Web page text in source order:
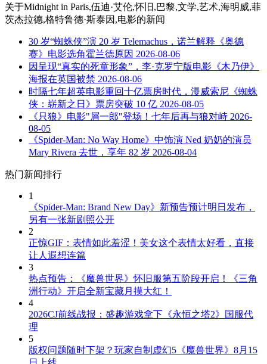
关于Midnight in Paris,伍迪·艾伦,怀旧,巴黎,文学,艺术,海明威,菲
茨杰拉德,格特鲁德·斯泰因,电影的新闻
30 岁“蜘蛛侠”演 20 岁 Telemachus，诺兰解释《奥德
赛》电影选角霍兰德原因 2026-08-06
因呈现“真实的死童形象”，李·克罗宁版电影《木乃伊》
海报在英国被禁 2026-08-06
时隔七年超英电影重回十亿票房时代，漫威索尼《蜘蛛
侠：崭新之日》票房突破 10 亿 2026-08-05
《只狼》电影"屑一郎"登场！七年后再与狼对峙 2026-
08-05
《Spider-Man: No Way Home》中饰演 Ned 奶奶的演员
Mary Rivera 去世，享年 82 岁 2026-08-04
热门新闻排行
1
《Spider-Man: Brand New Day》新预告预计明日发布，
另有一张新剧照公开
2
正惊GIF：表情如此羞涩！美女这个表情太好看，直接
让人遐想连篇
3
热点预告：《魔兽世界》怀旧服第五阶段开启！《三角
洲行动》开启全新宝藏月摸大红！
4
2026CJ前线战报：盛趣游戏拿下《永恒之塔2》国服代
理
5
版权问题随时下架？玩家自制虚幻5《魔兽世界》8月15